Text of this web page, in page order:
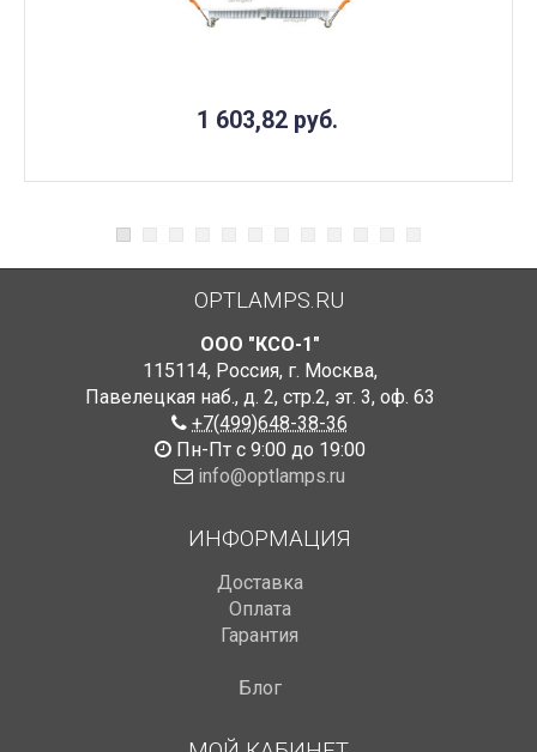
1 603,82 руб.
OPTLAMPS.RU
ООО "КСО-1"
115114, Россия, г. Москва,
Павелецкая наб., д. 2, стр.2, эт. 3, оф. 63
+7(499)648-38-36
Пн-Пт с 9:00 до 19:00
info@optlamps.ru
ИНФОРМАЦИЯ
Доставка
Оплата
Гарантия
Блог